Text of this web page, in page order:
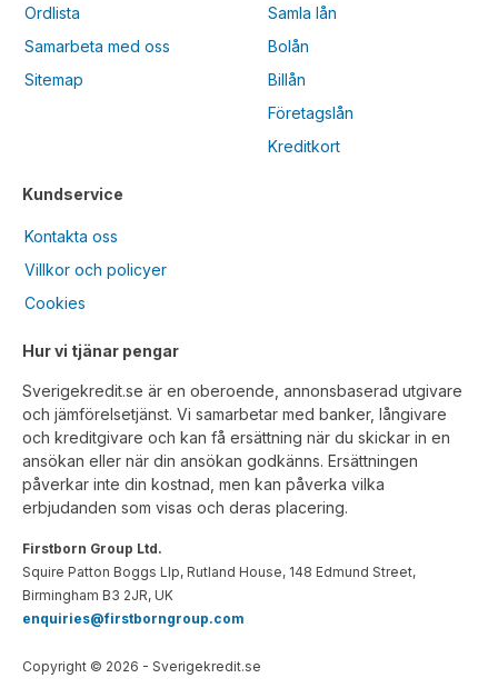
Ordlista
Samarbeta med oss
Sitemap
Kundservice
Kontakta oss
Villkor och policyer
Cookies
Samla lån
Bolån
Billån
Företagslån
Kreditkort
Hur vi tjänar pengar
Sverigekredit.se är en oberoende, annonsbaserad utgivare
och jämförelsetjänst. Vi samarbetar med banker, långivare
och kreditgivare och kan få ersättning när du skickar in en
ansökan eller när din ansökan godkänns. Ersättningen
påverkar inte din kostnad, men kan påverka vilka
erbjudanden som visas och deras placering.
Firstborn Group Ltd.
Squire Patton Boggs Llp, Rutland House, 148 Edmund Street,
Birmingham B3 2JR, UK
enquiries@firstborngroup.com
Copyright © 2026 - Sverigekredit.se